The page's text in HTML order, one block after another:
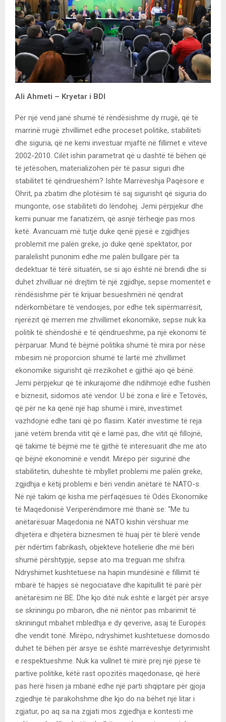
Ali Ahmeti – Kryetar i BDI
Për një vend janë shumë të rëndësishme dy rrugë, që të
marrinë rrugë zhvillimet edhe proceset politike, stabiliteti
dhe siguria, që ne kemi investuar mjaftë në fillimet e viteve
2002-2010. Cilët ishin parametrat që u dashtë të bëhen që
të jetësohen, materializohen për të pasur siguri dhe
stabilitet të qëndrueshëm? Ishte Marrëveshja Paqësore e
Ohrit, pa zbatim dhe plotësim të saj sigurisht që siguria do
mungonte, ose stabiliteti do lëndohej. Jemi përpjekur dhe
kemi punuar me fanatizëm, që asnjë tërheqje pas mos
ketë. Avancuam më tutje duke qenë pjesë e zgjidhjes
problemit me palën greke, jo duke qenë spektator, por
paralelisht punonim edhe me palën bullgare për ta
dedektuar të tërë situatën, se si ajo është në brendi dhe si
duhet zhvilluar në drejtim të një zgjidhje, sepse momentet e
rëndësishme për të krijuar besueshmëri në qendrat
ndërkombëtare të vendosjes, por edhe tek sipërmarrësit,
njerëzit që merren me zhvillimet ekonomike, sepse nuk ka
politik të shëndoshë e të qëndrueshme, pa një ekonomi të
përparuar. Mund të bëjmë politika shumë të mira por nëse
mbesim në proporcion shumë të lartë më zhvillimet
ekonomike sigurisht që rrezikohet e gjithë ajo që bënë.
Jemi përpjekur që të inkurajomë dhe ndihmojë edhe fushën
e biznesit, sidomos atë vendor. U bë zona e lirë e Tetovës,
që për ne ka qenë një hap shumë i mirë, investimet
vazhdojnë edhe tani që po flasim. Katër investime të reja
janë vetëm brenda vitit që e lamë pas, dhe vitit që fillojnë,
që takime të bëjmë me të gjithë të interesuarit dhe me ato
që bëjnë ekonominë e vendit. Mirëpo për sigurinë dhe
stabilitetin, duheshte të mbyllet problemi me palën greke,
zgjidhja e këtij problemi e bëri vendin anëtarë të NATO-s.
Në një takim që kisha me përfaqësues të Odës Ekonomike
të Maqedonisë Veriperëndimore më thanë se: “Me tu
anëtarësuar Maqedonia në NATO kishin vërshuar me
dhjetëra e dhjetëra biznesmen të huaj për të blerë vende
për ndërtim fabrikash, objekteve hotelierie dhe më bëri
shumë përshtypje, sepse ato ma treguan me shifra.
Ndryshimet kushtetuese na hapin mundësinë e fillimit të
mbarë të hapjes së negociatave dhe kapitullit të parë për
anëtarësim në BE. Dhe kjo ditë nuk është e largët për arsye
se skriningu po mbaron, dhe në nëntor pas mbarimit të
skriningut mbahet mbledhja e dy qeverive, asaj të Europës
dhe vendit tonë. Mirëpo, ndryshimet kushtetuese domosdo
duhet të bëhen për arsye se është marrëveshje detyrimisht
e respektueshme. Nuk ka vullnet të mirë prej një pjese të
partive politike, këtë rast opozitës maqedonase, që herë
pas herë hisen ja mbanë edhe një parti shqiptare për gjoja
zgjedhje të parakohshme dhe kjo do na bëhet një litar i
zgjatur, po aq sa na zgjati mos zgjedhja e kontesti me